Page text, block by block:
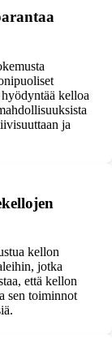
kelloa
ja
kellon
jotka
että kellon
sen toiminnot